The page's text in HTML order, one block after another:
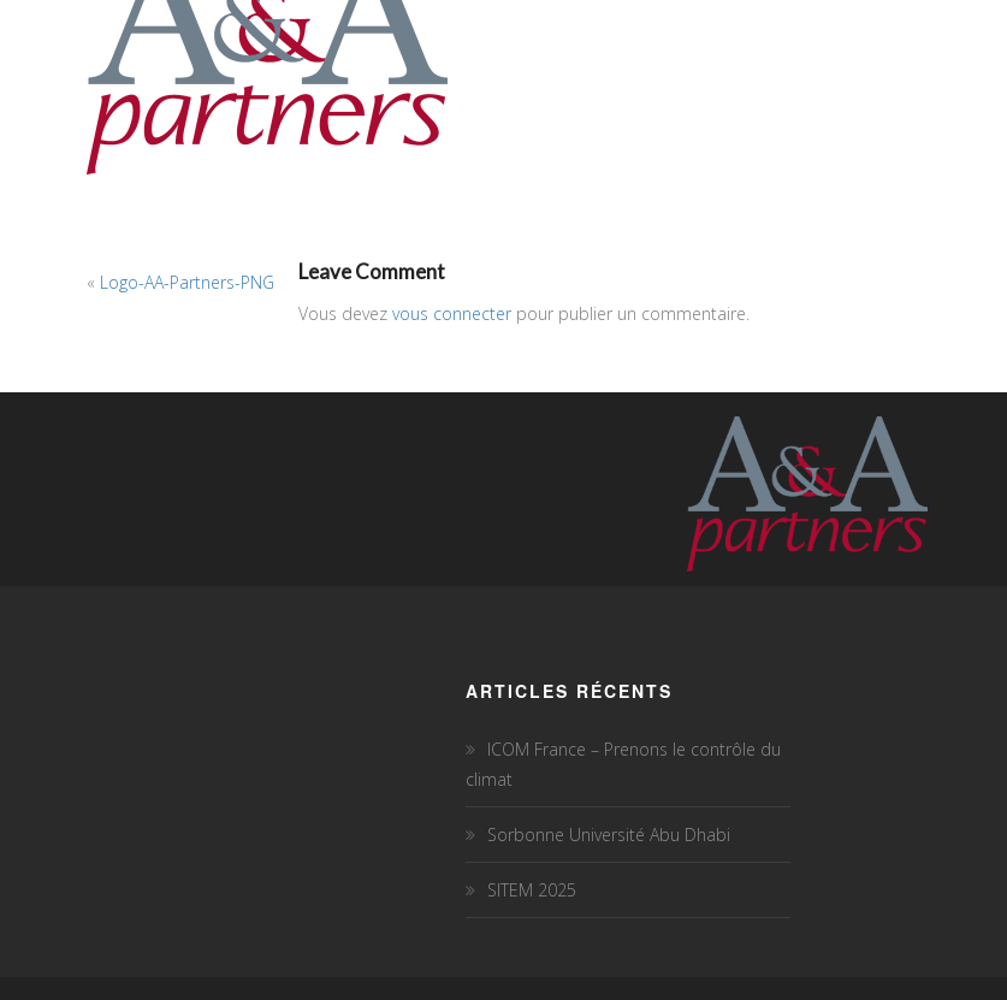
« Logo-AA-Partners-PNG Leave Comment
Vous devez vous connecter pour publier un commentaire.
ARTICLES RÉCENTS
ICOM France – Prenons le contrôle du
climat
Sorbonne Université Abu Dhabi
SITEM 2025